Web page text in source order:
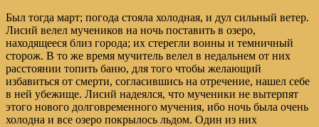
Был тогда март; погода стояла холодная, и дул сильный ветер.
Лисий велел мучеников на ночь поставить в озеро,
находящееся близ города; их стерегли воины и темничный
сторож. В то же время мучитель велел в недальнем от них
расстоянии топить баню, для того чтобы желающий
избавиться от смерти, согласившись на отречение, нашел себе
в ней убежище. Лисий надеялся, что мученики не вытерпят
этого нового долговременного мучения, ибо ночь была очень
холодна и все озеро покрылось льдом. Один из них